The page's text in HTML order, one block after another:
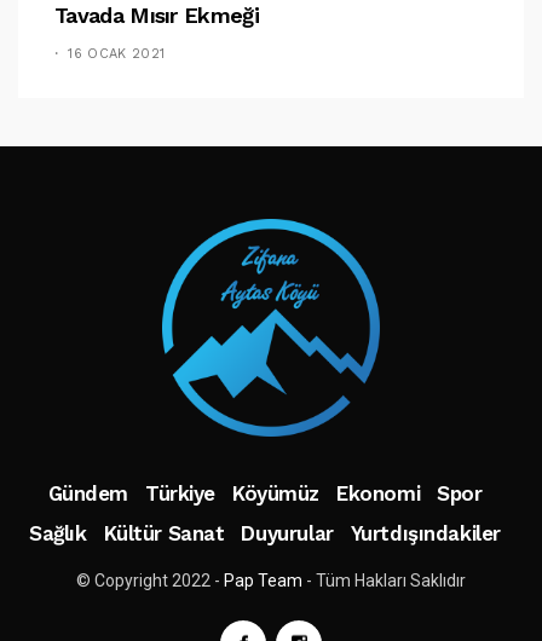
Tavada Mısır Ekmeği
16 OCAK 2021
TAKIP ET
Gündem Türkiye Köyümüz Ekonomi
Spor
Sağlık
Kültür Sanat Duyurular Yurtdışındakiler
© Copyright 2022 - Pap Team - Tüm Hakları Saklıdır